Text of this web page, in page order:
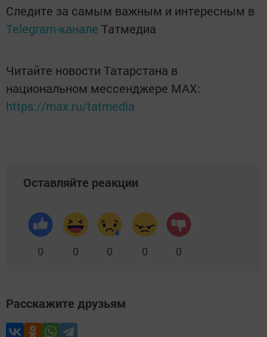
Следите за самым важным и интересным в
Telegram-канале Татмедиа
Читайте новости Татарстана в
национальном мессенджере MАХ:
https://max.ru/tatmedia
Оставляйте реакции
0 0 0 0 0
Расскажите друзьям